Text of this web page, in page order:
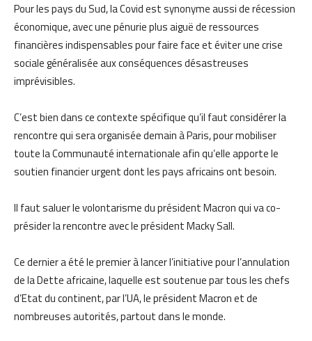
Pour les pays du Sud, la Covid est synonyme aussi de récession
économique, avec une pénurie plus aiguë de ressources
financières indispensables pour faire face et éviter une crise
sociale généralisée aux conséquences désastreuses
imprévisibles.
C’est bien dans ce contexte spécifique qu’il faut considérer la
rencontre qui sera organisée demain à Paris, pour mobiliser
toute la Communauté internationale afin qu’elle apporte le
soutien financier urgent dont les pays africains ont besoin.
Il faut saluer le volontarisme du président Macron qui va co-
présider la rencontre avec le président Macky Sall.
Ce dernier a été le premier à lancer l’initiative pour l’annulation
de la Dette africaine, laquelle est soutenue par tous les chefs
d’Etat du continent, par l’UA, le président Macron et de
nombreuses autorités, partout dans le monde.